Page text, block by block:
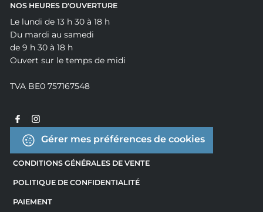
NOS HEURES D'OUVERTURE
Le lundi de 13 h 30 à 18 h
Du mardi au samedi
de 9 h 30 à 18 h
Ouvert sur le temps de midi
TVA BE0 757167548
Gérer mes préférences de cookies
CONDITIONS GÉNÉRALES DE VENTE
POLITIQUE DE CONFIDENTIALITÉ
PAIEMENT